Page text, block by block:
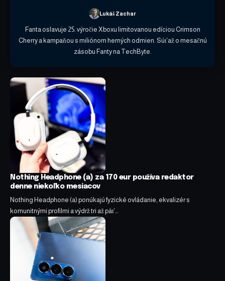
Lukáš Zachar
Fanta oslavuje 25. výročie Xboxu limitovanou edíciou Crimson
Cherry a kampaňou s miliónom herných odmien. Súťaž o mesačnú
zásobu Fanty na TechByte.
Nothing Headphone (a) za 170 eur používa redaktor
denne niekoľko mesiacov
Nothing Headphone (a) ponúkajú fyzické ovládanie, ekvalizér s
komunitnými profilmi a výdrž tri až päť…